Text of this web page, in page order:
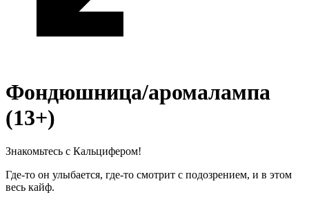
Фондюшница/аромалампа
(13+)
Знакомьтесь с Кальцифером!
Где-то он улыбается, где-то смотрит с подозрением, и в этом
весь кайф.